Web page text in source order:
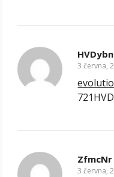
HVDybn
3 června,
ZfmcNr
3 června,